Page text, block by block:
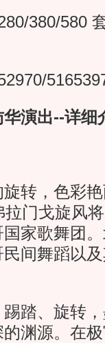
380/580
演出--详细
，色彩艳
拉门戈旋风
家歌舞团
间舞蹈以
、旋转，
渊源。在